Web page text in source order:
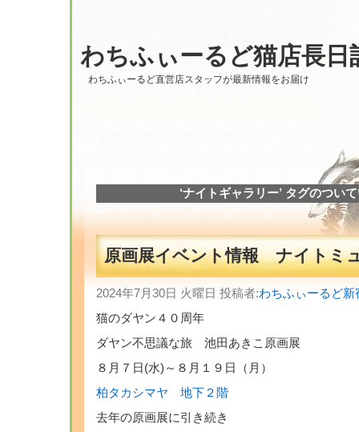
わちふぃーるど猫店長日
わちふぃーるど直営店スタッフが最新情報をお届け
‘ナイトギャラリー’ タグのつい
原画展イベント情報 ナイトミ
2024年7月30日 火曜日 投稿者:わちふぃーるど
猫のダヤン４０周年
ダヤン不思議な旅 池田あきこ原画展
８月７日(水)～８月１９日（月）
柏タカシマヤ 地下２階
去年の原画展に引き続き